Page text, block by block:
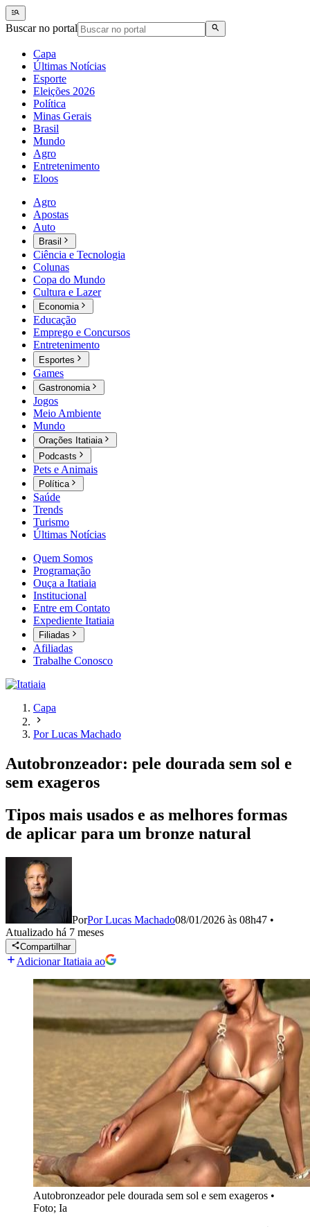
Buscar no portal
Capa
Últimas Notícias
Esporte
Eleições 2026
Política
Minas Gerais
Brasil
Mundo
Agro
Entretenimento
Eloos
Agro
Apostas
Auto
Brasil
Ciência e Tecnologia
Colunas
Copa do Mundo
Cultura e Lazer
Economia
Educação
Emprego e Concursos
Entretenimento
Esportes
Games
Gastronomia
Jogos
Meio Ambiente
Mundo
Orações Itatiaia
Podcasts
Pets e Animais
Política
Saúde
Trends
Turismo
Últimas Notícias
Quem Somos
Programação
Ouça a Itatiaia
Institucional
Entre em Contato
Expediente Itatiaia
Filiadas
Afiliadas
Trabalhe Conosco
Capa
Por Lucas Machado
Autobronzeador: pele dourada sem sol e
sem exageros
Tipos mais usados e as melhores formas
de aplicar para um bronze natural
PorPor Lucas Machado08/01/2026 às 08h47 •
Atualizado há 7 meses
Compartilhar
Adicionar Itatiaia ao
Autobronzeador pele dourada sem sol e sem exageros •
Foto; Ia